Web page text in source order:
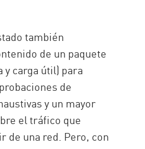
también
de un paquete
y carga útil) para
de
y un mayor
el tráfico que
de una red. Pero, con